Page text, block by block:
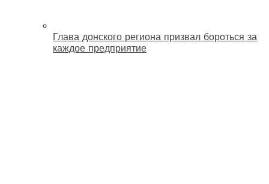
Глава донского региона призвал бороться за
каждое предприятие